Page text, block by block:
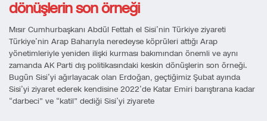
dönüşlerin son örneği
Mısır Cumhurbaşkanı Abdül Fettah el Sisi’nin Türkiye ziyareti
Türkiye’nin Arap Baharıyla neredeyse köprüleri attığı Arap
yönetimleriyle yeniden ilişki kurması bakımından önemli ve aynı
zamanda AK Parti dış politikasındaki keskin dönüşlerin son örneği.
Bugün Sisi’yi ağırlayacak olan Erdoğan, geçtiğimiz Şubat ayında
Sisi’yi ziyaret ederek kendisine 2022’de Katar Emiri barıştırana kadar
“darbeci” ve “katil” dediği Sisi’yi ziyarete